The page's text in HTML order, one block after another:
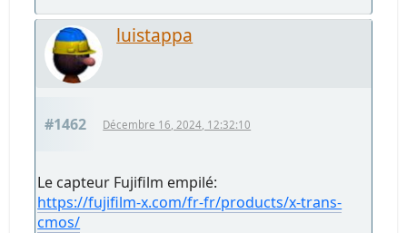
luistappa
#1462 Décembre 16, 2024, 12:32:10
Le capteur Fujifilm empilé:
https://fujifilm-x.com/fr-fr/products/x-trans-
cmos/